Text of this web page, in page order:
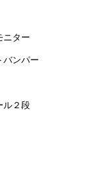
ニター
バンパー
ル２段